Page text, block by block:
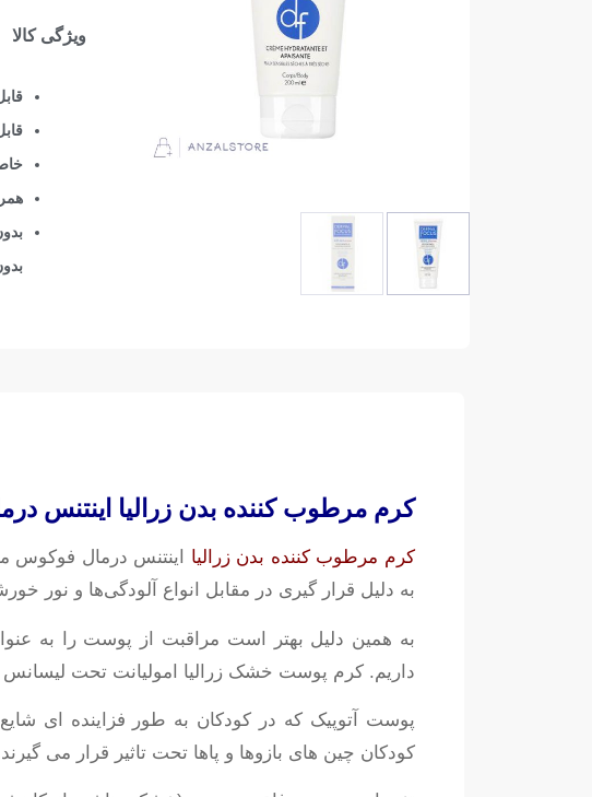
ویژگی کالا
کرم مرطوب کننده بدن زرالیا اینتنس
کرم مرطوب کننده بدن زرالیا اینتنس درمال
به دلیل قرار گیری در مقابل انواع آلودگی‌ها و نور
به همین دلیل بهتر است مراقبت از پوست را به
داریم. کرم پوست خشک زرالیا امولیانت تحت لیسانس
پوست آتوپیک که در کودکان به طور فزاینده ای
کودکان چین های بازوها و پاها تحت تاثیر قرار می